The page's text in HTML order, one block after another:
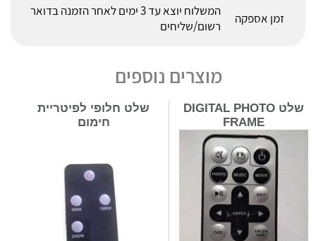
זמן אספקה
המשלוח יוצא עד 3 ימים לאחר הזמנה בדואר
רשום/שליחים
מוצרים נוספים
שלט DIGITAL PHOTO
FRAME
שלט חלופי לפיטריית
חימום